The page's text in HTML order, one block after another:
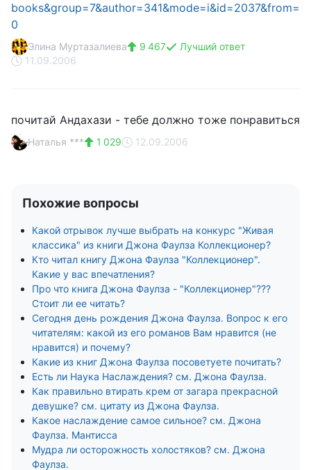
books&group=7&author=341&mode=i&id=2037&from=
0
Элина Муртазалиева 9 467
Лучший ответ
11.09.2006
почитай Андахази - тебе должно тоже понравиться
Наталья *** 1 029 12.09.2006
Похожие вопросы
Какой отрывок лучше выбрать на конкурс "Живая
классика" из книги Джона Фаулза Коллекционер?
Кто читал книгу Джона Фаулза "Коллекционер".
Какие у вас впечатления?
Про что книга Джона Фаулза - "Коллекционер"???
Стоит ли ее читать?
Сегодня день рождения Джона Фаулза. Вопрос к его
читателям: какой из его романов Вам нравится (не
нравится) и почему?
Какие из книг Джона Фаулза посоветуете почитать?
Есть ли Наука Наслаждения? см. Джона Фаулза.
Как правильно втирать крем от загара прекрасной
девушке? см. цитату из Джона Фаулза.
Какое наслаждение самое сильное? см. Джона
Фаулза. Мантисса
Мудра ли осторожность холостяков? см. Джона
Фаулза.